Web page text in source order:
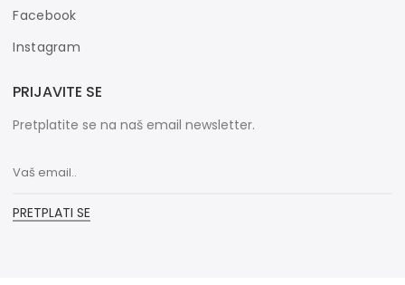
Facebook
Instagram
PRIJAVITE SE
Pretplatite se na naš email newsletter.